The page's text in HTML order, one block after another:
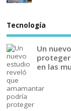
Tecnología
Un
en las